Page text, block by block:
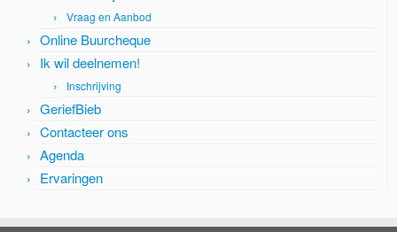
Vraag en Aanbod
Online Buurcheque
Ik wil deelnemen!
Inschrijving
GeriefBieb
Contacteer ons
Agenda
Ervaringen